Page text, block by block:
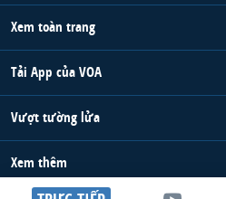
Xem toàn trang
Tải App của VOA
Vượt tường lửa
Xem thêm